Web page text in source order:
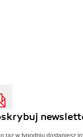
raz w tygodniu dostaniesz